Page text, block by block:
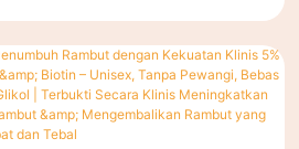
Kepala Profesional Untuk
Grosir Label Pribadi